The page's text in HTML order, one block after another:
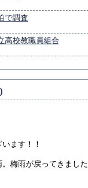
で調査
高校教職員組合
ます！！
梅雨が戻ってきまし